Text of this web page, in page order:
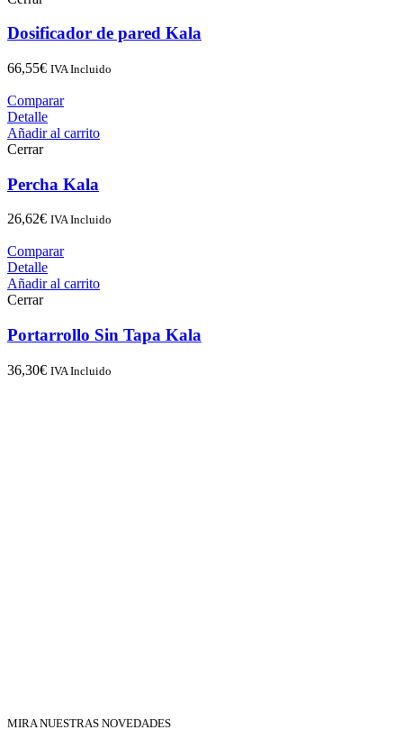
Dosificador de pared Kala
66,55€ IVA Incluido
Comparar
Detalle
Añadir al carrito
Cerrar
Percha Kala
26,62€ IVA Incluido
Comparar
Detalle
Añadir al carrito
Cerrar
Portarrollo Sin Tapa Kala
36,30€ IVA Incluido
MIRA NUESTRAS NOVEDADES